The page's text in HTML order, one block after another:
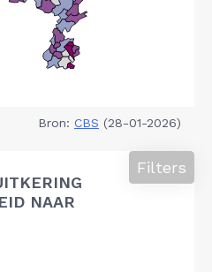
Bron: CBS (28-01-2026)
NAAR
Filters